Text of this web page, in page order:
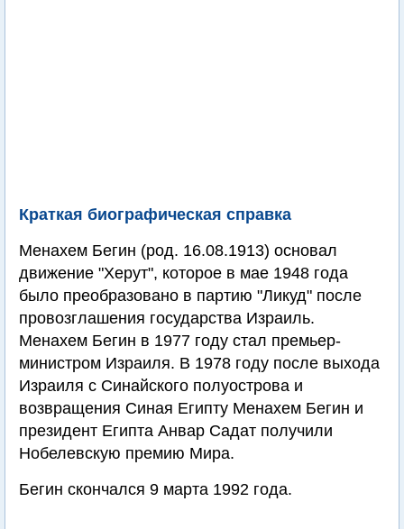
Краткая биографическая справка
Менахем Бегин (род. 16.08.1913) основал
движение "Херут", которое в мае 1948 года
было преобразовано в партию "Ликуд" после
провозглашения государства Израиль.
Менахем Бегин в 1977 году стал премьер-
министром Израиля. В 1978 году после выхода
Израиля с Синайского полуострова и
возвращения Синая Египту Менахем Бегин и
президент Египта Анвар Садат получили
Нобелевскую премию Мира.
Бегин скончался 9 марта 1992 года.